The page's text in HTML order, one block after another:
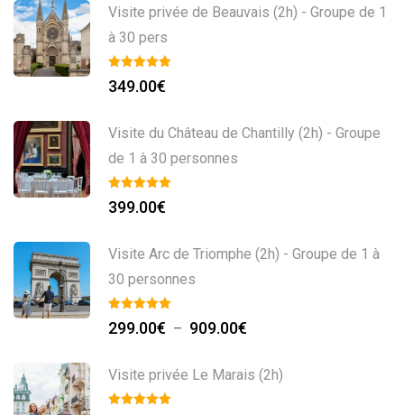
Visite privée de Beauvais (2h) - Groupe de 1
à 30 pers
349.00€
Visite du Château de Chantilly (2h) - Groupe
de 1 à 30 personnes
399.00€
Visite Arc de Triomphe (2h) - Groupe de 1 à
30 personnes
299.00€ – 909.00€
prix :
Visite privée Le Marais (2h)